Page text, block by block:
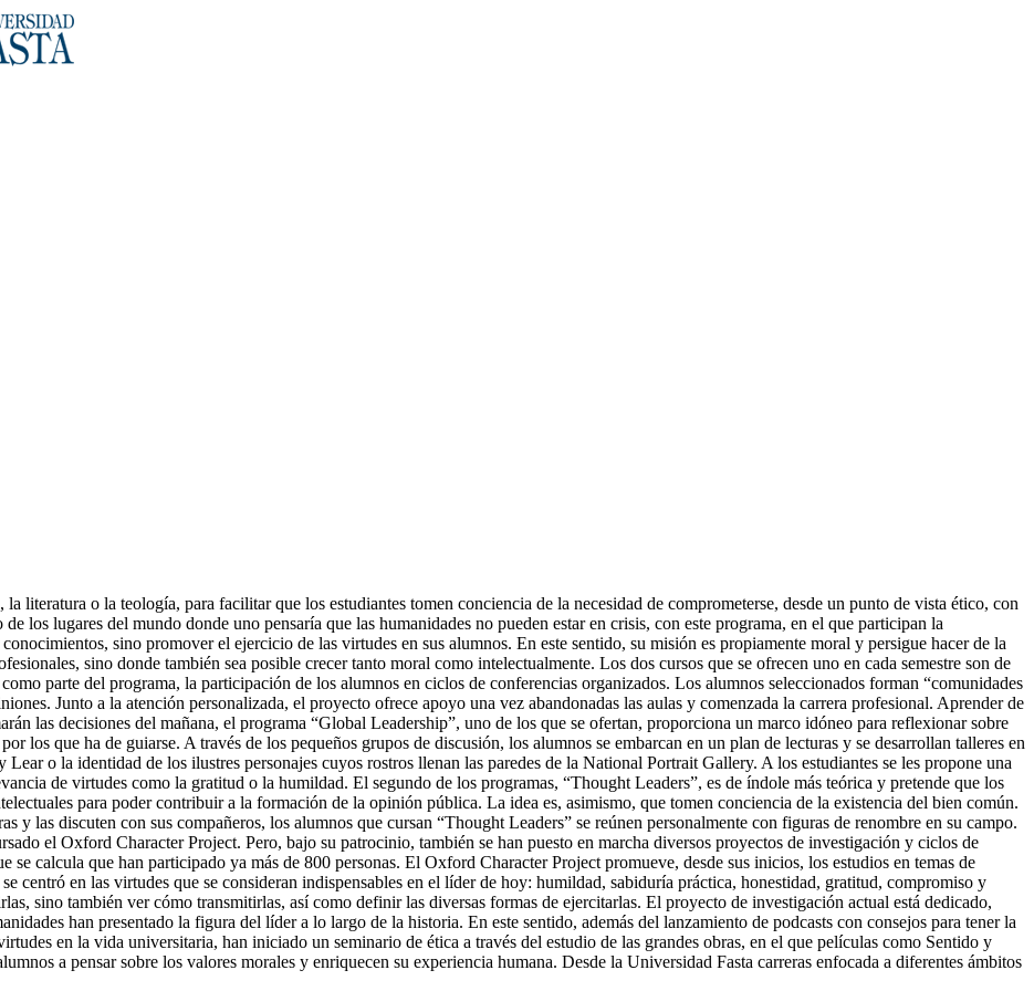
literatura o la teología, para facilitar que los estudiantes tomen conciencia de la necesidad de comprometerse, desde un punto de vista ético, con
los lugares del mundo donde uno pensaría que las humanidades no pueden estar en crisis, con este programa, en el que participan la
sino promover el ejercicio de las virtudes en sus alumnos. En este sentido, su misión es propiamente moral y persigue hacer de la
sino donde también sea posible crecer tanto moral como intelectualmente. Los dos cursos que se ofrecen uno en cada semestre son de
parte del programa, la participación de los alumnos en ciclos de conferencias organizados. Los alumnos seleccionados forman “comunidades
Junto a la atención personalizada, el proyecto ofrece apoyo una vez abandonadas las aulas y comenzada la carrera profesional. Aprender de
las decisiones del mañana, el programa “Global Leadership”, uno de los que se ofertan, proporciona un marco idóneo para reflexionar sobre
los que ha de guiarse. A través de los pequeños grupos de discusión, los alumnos se embarcan en un plan de lecturas y se desarrollan talleres en
o la identidad de los ilustres personajes cuyos rostros llenan las paredes de la National Portrait Gallery. A los estudiantes se les propone una
de virtudes como la gratitud o la humildad. El segundo de los programas, “Thought Leaders”, es de índole más teórica y pretende que los
para poder contribuir a la formación de la opinión pública. La idea es, asimismo, que tomen conciencia de la existencia del bien común.
y las discuten con sus compañeros, los alumnos que cursan “Thought Leaders” se reúnen personalmente con figuras de renombre en su campo.
el Oxford Character Project. Pero, bajo su patrocinio, también se han puesto en marcha diversos proyectos de investigación y ciclos de
se calcula que han participado ya más de 800 personas. El Oxford Character Project promueve, desde sus inicios, los estudios en temas de
centró en las virtudes que se consideran indispensables en el líder de hoy: humildad, sabiduría práctica, honestidad, gratitud, compromiso y
sino también ver cómo transmitirlas, así como definir las diversas formas de ejercitarlas. El proyecto de investigación actual está dedicado,
han presentado la figura del líder a lo largo de la historia. En este sentido, además del lanzamiento de podcasts con consejos para tener la
en la vida universitaria, han iniciado un seminario de ética a través del estudio de las grandes obras, en el que películas como Sentido y
a pensar sobre los valores morales y enriquecen su experiencia humana. Desde la Universidad Fasta carreras enfocada a diferentes ámbitos